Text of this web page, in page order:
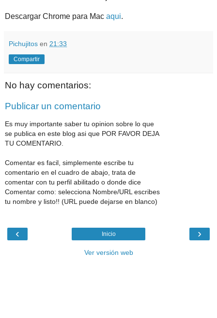
Descargar Chrome para Mac aqui.
Pichujitos en 21:33
Compartir
No hay comentarios:
Publicar un comentario
Es muy importante saber tu opinion sobre lo que
se publica en este blog asi que POR FAVOR DEJA
TU COMENTARIO.
Comentar es facil, simplemente escribe tu
comentario en el cuadro de abajo, trata de
comentar con tu perfil abilitado o donde dice
Comentar como: selecciona Nombre/URL escribes
tu nombre y listo!! (URL puede dejarse en blanco)
‹ ›
Inicio
Ver versión web